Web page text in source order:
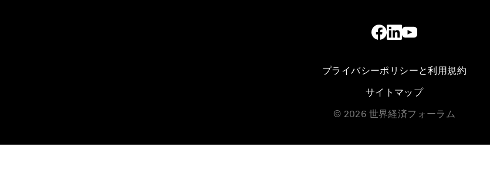
プライバシーポリシーと利用規約
サイトマップ
© 2026 世界経済フォーラム